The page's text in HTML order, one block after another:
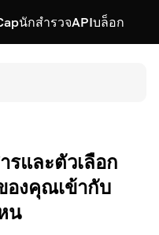
นักสำรวจAPIบล็อก
รและตัวเลือก
องคุณเข้ากับ
น